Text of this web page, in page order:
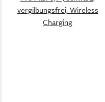
vergilbungsfrei, Wireless
Charging